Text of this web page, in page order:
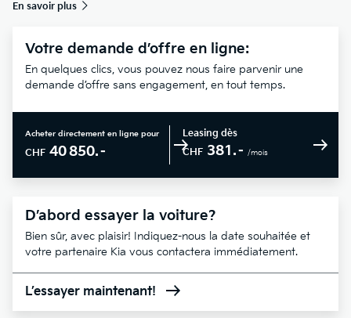
En savoir plus
Votre demande d’offre en ligne:
En quelques clics, vous pouvez nous faire parvenir une
demande d’offre sans engagement, en tout temps.
Acheter directement en ligne pour
CHF 40 850.–
Leasing dès
CHF 381.– /mois
D’abord essayer la voiture?
Bien sûr, avec plaisir! Indiquez-nous la date souhaitée et
votre partenaire Kia vous contactera immédiatement.
L’essayer maintenant!